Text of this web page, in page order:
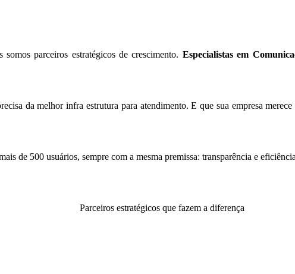
parceiros estratégicos de crescimento. Especialistas em
da melhor infra estrutura para atendimento. E que sua empresa
de 500 usuários, sempre com a mesma premissa: transparência e
Parceiros estratégicos que fazem a diferença